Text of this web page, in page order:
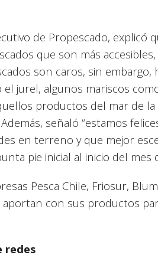
de Propescado, explicó
que son más
son caros, sin embargo,
jurel, algunos mariscos
productos del mar de
señaló “estamos
en terreno y que mejor
pie inicial al inicio del mes
Pesca Chile, Friosur,
con sus productos
redes